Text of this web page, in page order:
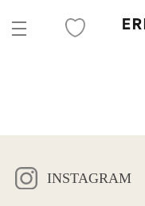
INSTAGRAM